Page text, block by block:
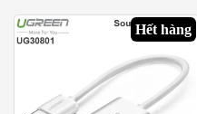
Hết hàng